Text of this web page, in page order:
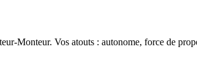
Monteur. Vos atouts : autonome, force de